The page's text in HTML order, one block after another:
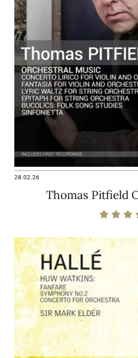
28.02.26
Thomas Pitfield